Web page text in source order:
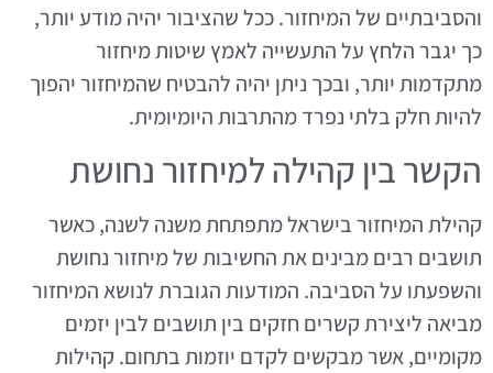
והסביבתיים של המיחזור. ככל שהציבור יהיה מודע יותר,
כך יגבר הלחץ על התעשייה לאמץ שיטות מיחזור
מתקדמות יותר, ובכך ניתן יהיה להבטיח שהמיחזור יהפוך
להיות חלק בלתי נפרד מהתרבות היומיומית.
הקשר בין קהילה למיחזור נחושת
קהילת המיחזור בישראל מתפתחת משנה לשנה, כאשר
תושבים רבים מבינים את החשיבות של מיחזור נחושת
והשפעתו על הסביבה. המודעות הגוברת לנושא המיחזור
מביאה ליצירת קשרים חזקים בין תושבים לבין יזמים
מקומיים, אשר מבקשים לקדם יוזמות בתחום. קהילות